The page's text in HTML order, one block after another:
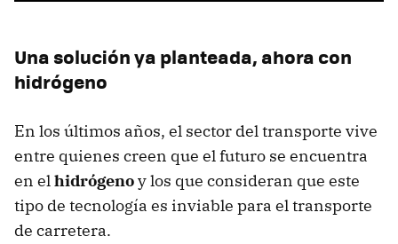
Una solución ya planteada, ahora con
hidrógeno
En los últimos años, el sector del transporte vive
entre quienes creen que el futuro se encuentra
en elhidrógenoy los que consideran que este
tipo de tecnología es inviable para el transporte
de carretera.